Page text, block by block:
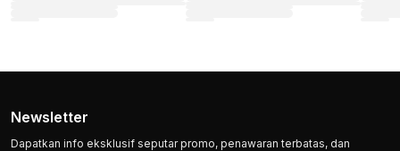
Newsletter
Dapatkan info eksklusif seputar promo, penawaran terbatas, dan